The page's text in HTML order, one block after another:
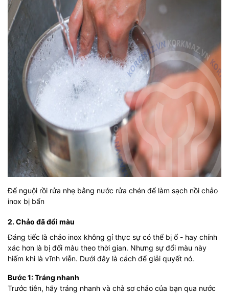
Để nguội rồi rửa nhẹ bằng nước rửa chén để làm sạch nồi chảo
inox bị bẩn
2. Chảo đã đổi màu
Đáng tiếc là chảo inox không gỉ thực sự có thể bị ố - hay chính
xác hơn là bị đổi màu theo thời gian. Nhưng sự đổi màu này
hiếm khi là vĩnh viễn. Dưới đây là cách để giải quyết nó.
Bước 1: Tráng nhanh
Trước tiên, hãy tráng nhanh và chà sơ chảo của bạn qua nước